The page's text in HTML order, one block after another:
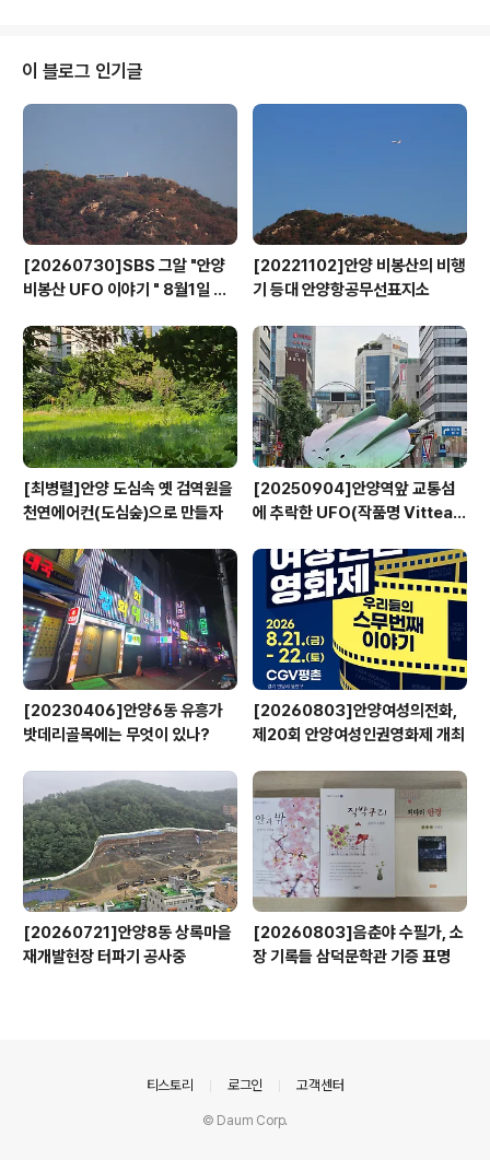
우아한 비행은 마치 춤추는 나비 멍에 빠지게 합니다.꼬리
명주나비는 세계자연보전연맹(IUCN)의 적색목록집에 ‘취
약 대상’으로 지정된 멸종위기종입니다. 20여 년 전만 해
하게 감소했지요. 꼬리명주나비알은 1년에 3회..
이 블로그 인기글
[20260730]SBS 그알 "안양
비봉산 UFO 이야기 " 8월1일 방
[20221102]안양 비봉산의 비행
기 등대 안양항공무선표지소
[최병렬]안양 도심속 옛 검역원을
천연에어컨(도심숲)으로 만들자
[20250904]안양역앞 교통섬
에 추락한 UFO(작품명 Vitteau
[20230406]안양6동 유흥가
밧데리골목에는 무엇이 있나?
[20260803]안양여성의전화,
제20회 안양여성인권영화제 개최
[20260721]안양8동 상록마을
재개발현장 터파기 공사중
[20260803]음춘야 수필가, 소
장 기록들 삼덕문학관 기증 표명
티스토리 로그인 고객센터
© Daum Corp.